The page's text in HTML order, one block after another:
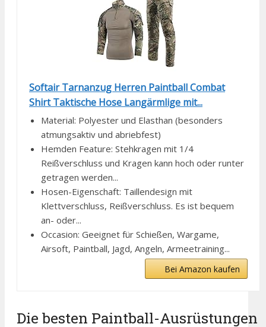
Softair Tarnanzug Herren Paintball Combat
Shirt Taktische Hose Langärmlige mit...
Material: Polyester und Elasthan (besonders
atmungsaktiv und abriebfest)
Hemden Feature: Stehkragen mit 1/4
Reißverschluss und Kragen kann hoch oder runter
getragen werden...
Hosen-Eigenschaft: Taillendesign mit
Klettverschluss, Reißverschluss. Es ist bequem
an- oder...
Occasion: Geeignet für Schießen, Wargame,
Airsoft, Paintball, Jagd, Angeln, Armeetraining...
Bei Amazon kaufen
Die besten Paintball-Ausrüstungen